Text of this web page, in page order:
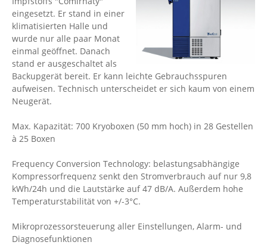
eingesetzt. Er stand in einer
klimatisierten Halle und
wurde nur alle paar Monat
einmal geöffnet. Danach
stand er ausgeschaltet als
Backupgerät bereit. Er kann leichte Gebrauchsspuren
aufweisen. Technisch unterscheidet er sich kaum von einem
Neugerät.
Max. Kapazität: 700 Kryoboxen (50 mm hoch) in 28 Gestellen
à 25 Boxen
Frequency Conversion Technology: belastungsabhängige
Kompressorfrequenz senkt den Stromverbrauch auf nur 9,8
kWh/24h und die Lautstärke auf 47 dB/A. Außerdem hohe
Temperaturstabilität von +/-3°C.
Mikroprozessorsteuerung aller Einstellungen, Alarm- und
Diagnosefunktionen